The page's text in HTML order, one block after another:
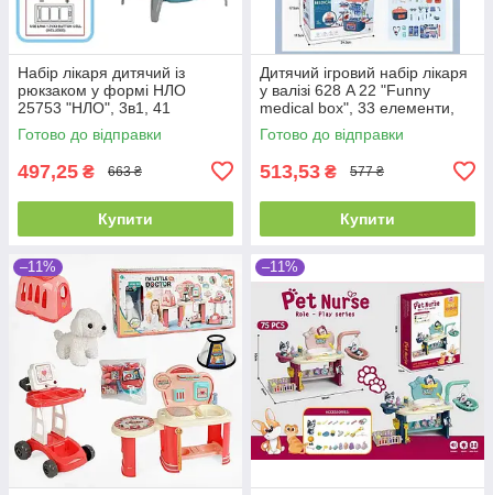
Набір лікаря дитячий із
рюкзаком у формі НЛО
25753 "НЛО", 3в1, 41
елемент, з проєктором
галактик, висота 46 см
Готово до відправки
497,25 ₴ 663 ₴
Купити
Дитячий ігровий набір лікаря
у валізі 628 A 22 "Funny
medical box", 33 елементи,
висота 42 см
Готово до відправки
513,53 ₴ 577 ₴
Купити
–11% –11%